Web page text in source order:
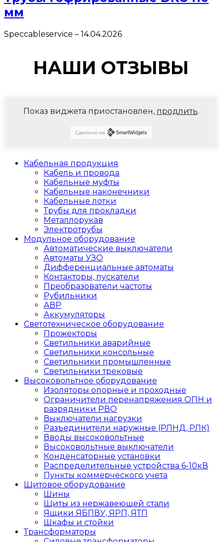
мм
Speccableservice – 14.04.2026
НАШИ ОТЗЫВЫ
Показ виджета приостановлен, продлить.
Сделано на
Кабельная продукция
Кабель и провода
Кабельные муфты
Кабельные наконечники
Кабельные лотки
Трубы для прокладки
Металлорукав
Электротрубы
Модульное оборудование
Автоматические выключатели
Автоматы УЗО
Дифференциальные автоматы
Контакторы, пускатели
Преобразователи частоты
Рубильники
АВР
Аккумуляторы
Светотехническое оборудование
Прожекторы
Светильники аварийные
Светильники консольные
Светильники промышленные
Светильники трековые
Высоковольтное оборудование
Изоляторы опорные и проходные
Ограничители перенапряжения ОПН и
разрядники РВО
Выключатели нагрузки
Разъединители наружные (РЛНД, РЛК)
Вводы высоковольтные
Высоковольтные выключатели
Конденсаторные установки
Распределительные устройства 6-10кВ
Пункты коммерческого учета
Щитовое оборудование
Шины
Щиты из нержавеющей стали
Ящики ЯБПВУ, ЯРП, ЯТП
Шкафы и стойки
Трансформаторы